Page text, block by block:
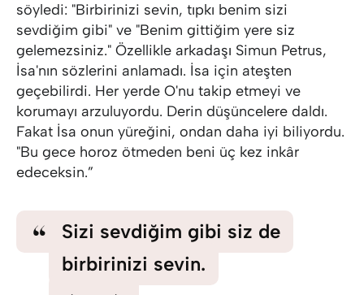
söyledi: "Birbirinizi sevin, tıpkı benim sizi
sevdiğim gibi" ve "Benim gittiğim yere siz
gelemezsiniz." Özellikle arkadaşı Simun Petrus,
İsa'nın sözlerini anlamadı. İsa için ateşten
geçebilirdi. Her yerde O'nu takip etmeyi ve
korumayı arzuluyordu. Derin düşüncelere daldı.
Fakat İsa onun yüreğini, ondan daha iyi biliyordu.
"Bu gece horoz ötmeden beni üç kez inkâr
edeceksin.”
Sizi sevdiğim gibi siz de
birbirinizi sevin.